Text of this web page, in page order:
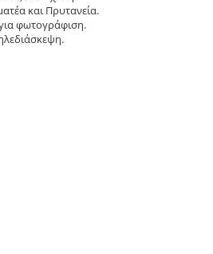
και Πρυτανεία.
φωτογράφιση.